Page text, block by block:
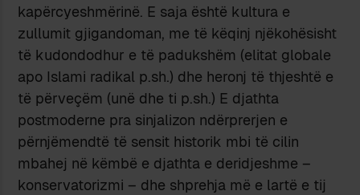
kapërcyeshmërinë. E saja është kultura e
zullumit gjigandoman, me të këqinj njëkohësisht
të kudondodhur e të padukshëm (elitat globale
apo Islami radikal p.sh.) dhe heronj të thjeshtë e
të përveçëm (unë dhe ti p.sh.) E djathta
postmoderne pra sinjalizon ndërprerjen e
përnjëmendtë të sensit historik mbi të cilin
mbahej në këmbë e djathta e deridjeshme –
konservatorizmi – dhe shprehja më e lartë e tij